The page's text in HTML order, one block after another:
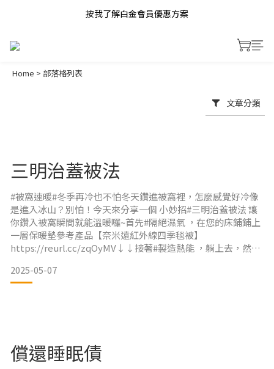
按我了解白金會員優惠方案
Home > 部落格列表
文章分類
三明治蓋被法
#被窩速暖#冬季再冷也不怕冬天鑽進被窩裡，怎麼感覺好冷像
是進入冰山？別怕！今天來分享一個 小妙招#三明治蓋被法 讓
你鑽入被窩瞬間就能溫暖囉~首先#隔絕濕氣 ，在您的床鋪鋪上
一層保暖墊參考產品【奈米遠紅外線四季毯被】
https://reurl.cc/zqOyMV↓↓接著#製造熱能 ，躺上去，然後
https://reurl.cc/ymQe3D↓↓最後#鎖住熱能 #隔絕冷空氣 ，
在棉被上方蓋上毛毯參考產品【奈米遠紅外線四季毯被】
2025-05-07
償還睡眠債